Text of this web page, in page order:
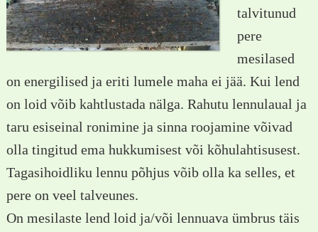
talvitunud
pere
mesilased
on energilised ja eriti lumele maha ei jää. Kui lend
on loid võib kahtlustada nälga. Rahutu lennulaual ja
taru esiseinal ronimine ja sinna roojamine võivad
olla tingitud ema hukkumisest või kõhulahtisusest.
Tagasihoidliku lennu põhjus võib olla ka selles, et
pere on veel talveunes.
On mesilaste lend loid ja/või lennuava ümbrus täis